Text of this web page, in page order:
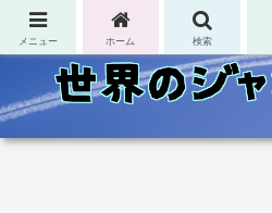
コンテンツへスキップ
メニュー ホーム 検索